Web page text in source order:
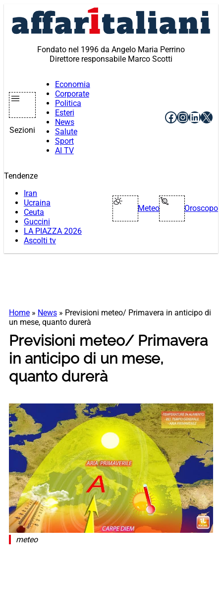
contenuto
Fondato nel 1996 da Angelo Maria Perrino
Direttore responsabile Marco Scotti
Sezioni
Economia
Corporate
Politica
Esteri
News
Salute
Sport
AI TV
Facebook
X
Tendenze
Iran
Ucraina
Ceuta
Guccini
LA PIAZZA 2026
Ascolti tv
Meteo Oroscopo
Home » News » Previsioni meteo/ Primavera in anticipo di
un mese, quanto durerà
Previsioni meteo/ Primavera
in anticipo di un mese,
quanto durerà
meteo